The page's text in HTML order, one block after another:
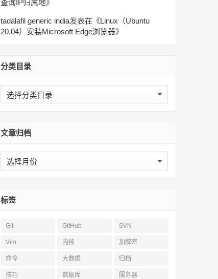
查询IP归属地》
tadalafil generic india发表在《Linux（Ubuntu
20.04）安装Microsoft Edge浏览器》
分类目录
分
类
文章归档
文
章
标签
Git GitHub SVN
Vim 内核 加解密
命令 大数据 归档
技巧 数据库 服务器